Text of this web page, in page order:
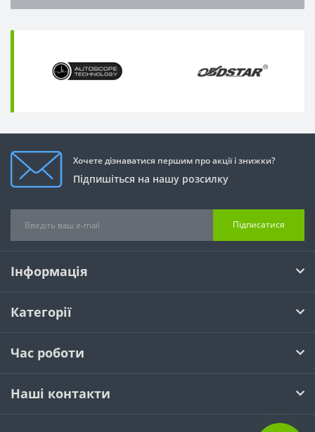
Хочете дізнаватися першим про акції і знижки?
Підпишіться на нашу розсилку
Підписатися
Інформація
Категорії
Час роботи
Наші контакти